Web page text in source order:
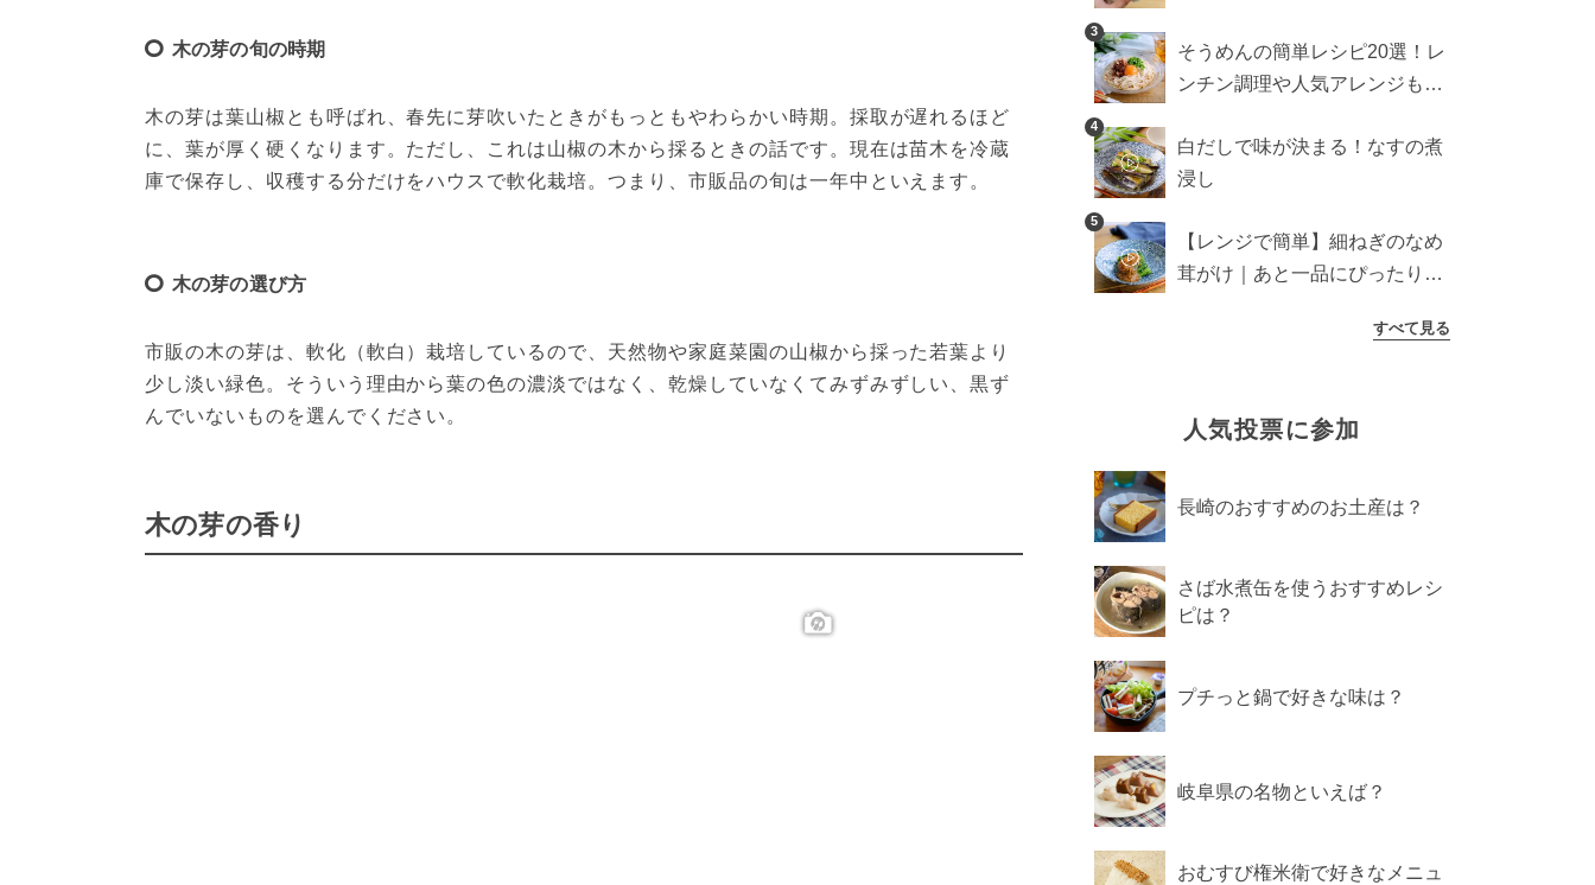
木の芽の旬の時期
木の芽は葉山椒とも呼ばれ、春先に芽吹いたときがもっともやわらかい時期。採取が遅れるほど
に、葉が厚く硬くなります。ただし、これは山椒の木から採るときの話です。現在は苗木を冷蔵
庫で保存し、収穫する分だけをハウスで軟化栽培。つまり、市販品の旬は一年中といえます。
木の芽の選び方
市販の木の芽は、軟化（軟白）栽培しているので、天然物や家庭菜園の山椒から採った若葉より
少し淡い緑色。そういう理由から葉の色の濃淡ではなく、乾燥していなくてみずみずしい、黒ず
んでいないものを選んでください。
木の芽の香り
3
そうめんの簡単レシピ20選！レ
ンチン調理や人気アレンジも紹
4
白だしで味が決まる！なすの煮
浸し
5
【レンジで簡単】細ねぎのなめ
茸がけ｜あと一品にぴったり副
すべて見る
人気投票に参加
長崎のおすすめのお土産は？
さば水煮缶を使うおすすめレシ
ピは？
プチっと鍋で好きな味は？
岐阜県の名物といえば？
おむすび権米衛で好きなメニュ